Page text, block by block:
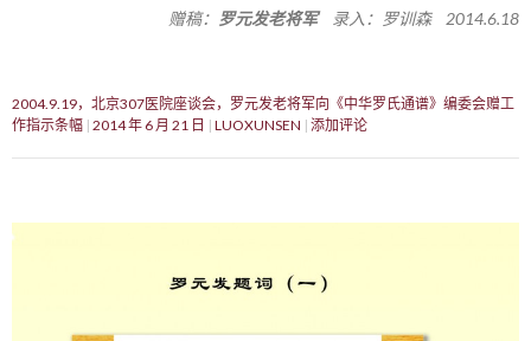
赠稿： 罗元发老将军录入：罗训森 2014.6.18
2004.9.19，北京307医院座谈会，罗元发老将军向《中华罗氏通谱》编委会赠工
作指示条幅 2014 年 6 月 21 日 LUOXUNSEN 添加评论